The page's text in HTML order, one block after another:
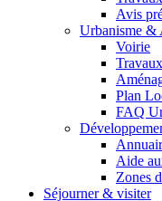
Avis
Urbanisme &
Voirie
Travaux
Plan
FAQ
Aide
Zones
Séjourner & visiter